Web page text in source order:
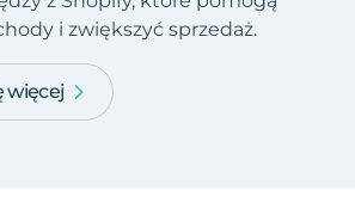
i zwiększyć sprzedaż.
więcej